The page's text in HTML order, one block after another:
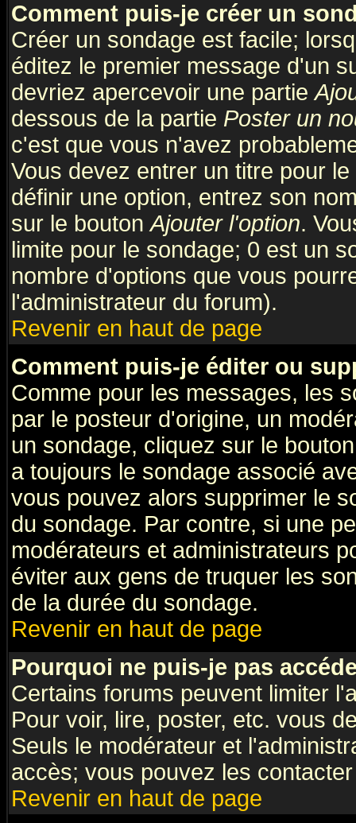
Comment puis-je créer un
Créer un sondage est facile;
éditez le premier message d'un
devriez apercevoir une partie
dessous de la partie Poster un
c'est que vous n'avez
Vous devez entrer un titre pour
définir une option, entrez son
sur le boutonAjouter l'option.
limite pour le sondage; 0 est un
nombre d'options que vous
l'administrateur du forum).
Revenir en haut de page
Comment puis-je éditer ou
Comme pour les messages, les
par le posteur d'origine, un
un sondage, cliquez sur le
a toujours le sondage associé
vous pouvez alors supprimer le
du sondage. Par contre, si une
modérateurs et administrateurs
éviter aux gens de truquer les
de la durée du sondage.
Revenir en haut de page
Pourquoi ne puis-je pas
Certains forums peuvent limiter
Pour voir, lire, poster, etc. vous
Seuls le modérateur et
accès; vous pouvez les
Revenir en haut de page